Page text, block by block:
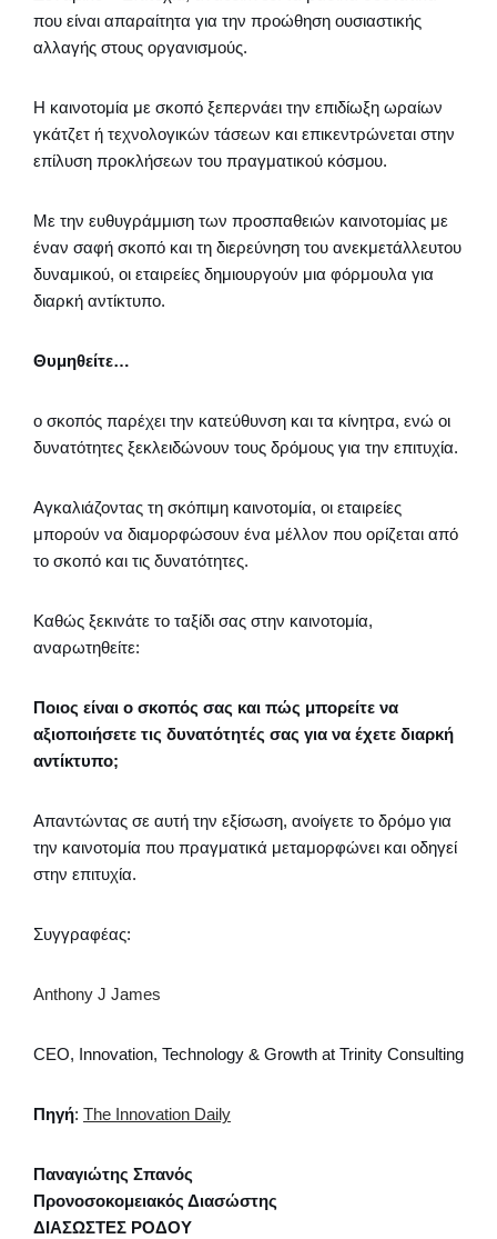
που είναι απαραίτητα για την προώθηση ουσιαστικής
αλλαγής στους οργανισμούς.
Η καινοτομία με σκοπό ξεπερνάει την επιδίωξη ωραίων
γκάτζετ ή τεχνολογικών τάσεων και επικεντρώνεται στην
επίλυση προκλήσεων του πραγματικού κόσμου.
Με την ευθυγράμμιση των προσπαθειών καινοτομίας με
έναν σαφή σκοπό και τη διερεύνηση του ανεκμετάλλευτου
δυναμικού, οι εταιρείες δημιουργούν μια φόρμουλα για
διαρκή αντίκτυπο.
Θυμηθείτε…
ο σκοπός παρέχει την κατεύθυνση και τα κίνητρα, ενώ οι
δυνατότητες ξεκλειδώνουν τους δρόμους για την επιτυχία.
Αγκαλιάζοντας τη σκόπιμη καινοτομία, οι εταιρείες
μπορούν να διαμορφώσουν ένα μέλλον που ορίζεται από
το σκοπό και τις δυνατότητες.
Καθώς ξεκινάτε το ταξίδι σας στην καινοτομία,
αναρωτηθείτε:
Ποιος είναι ο σκοπός σας και πώς μπορείτε να
αξιοποιήσετε τις δυνατότητές σας για να έχετε διαρκή
αντίκτυπο;
Απαντώντας σε αυτή την εξίσωση, ανοίγετε το δρόμο για
την καινοτομία που πραγματικά μεταμορφώνει και οδηγεί
στην επιτυχία.
Συγγραφέας:
Anthony J James
CEO, Innovation, Technology & Growth at Trinity Consulting
Πηγή: The Innovation Daily
Παναγιώτης Σπανός
Προνοσοκομειακός Διασώστης
ΔΙΑΣΩΣΤΕΣ ΡΟΔΟΥ